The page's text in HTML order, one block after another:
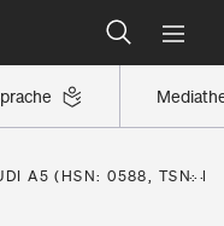
A5 (HSN: 0588, TSN: